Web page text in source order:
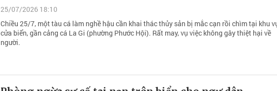
25/07/2026 18:10
Chiều 25/7, một tàu cá làm nghề hậu cần khai thác thủy sản bị mắc cạn rồi chìm tại khu
cửa biển, gần cảng cá La Gi (phường Phước Hội). Rất may, vụ việc không gây thiệt hại về
người.